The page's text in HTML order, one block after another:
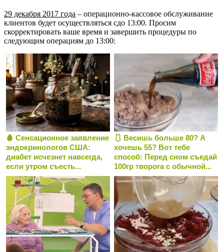
29 декабря 2017 года – операционно-кассовое обслуживание
клиентов будет осуществляться сдо 13:00. Просим
скорректировать ваше время и завершить процедуры по
следующим операциям до 13:00:
🩸 Сенсационное заявление
эндокринологов США:
диабет исчезнет навсегда,
если утром съесть...
🩱 Весишь больше 80? А
хочешь 55? Вот тебе
способ: Перед сном съедай
100гр творога с обычной...